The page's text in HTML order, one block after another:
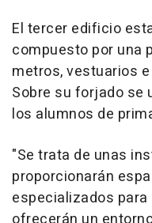
El tercer edificio
compuesto por una
metros, vestuarios
Sobre su forjado se
los alumnos de
"Se trata de unas
proporcionarán
especializados